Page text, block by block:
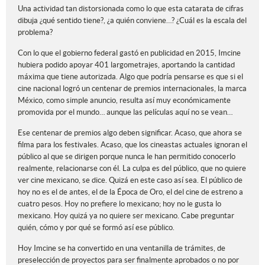
Una actividad tan distorsionada como lo que esta catarata de cifras
dibuja ¿qué sentido tiene?, ¿a quién conviene…? ¿Cuál es la escala del
problema?
Con lo que el gobierno federal gastó en publicidad en 2015, Imcine
hubiera podido apoyar 401 largometrajes, aportando la cantidad
máxima que tiene autorizada. Algo que podría pensarse es que si el
cine nacional logró un centenar de premios internacionales, la marca
México, como simple anuncio, resulta así muy económicamente
promovida por el mundo… aunque las películas aquí no se vean…
Ese centenar de premios algo deben significar. Acaso, que ahora se
filma para los festivales. Acaso, que los cineastas actuales ignoran el
público al que se dirigen porque nunca le han permitido conocerlo
realmente, relacionarse con él. La culpa es del público, que no quiere
ver cine mexicano, se dice. Quizá en este caso así sea. El público de
hoy no es el de antes, el de la Época de Oro, el del cine de estreno a
cuatro pesos. Hoy no prefiere lo mexicano; hoy no le gusta lo
mexicano. Hoy quizá ya no quiere ser mexicano. Cabe preguntar
quién, cómo y por qué se formó así ese público.
Hoy Imcine se ha convertido en una ventanilla de trámites, de
preselección de proyectos para ser finalmente aprobados o no por